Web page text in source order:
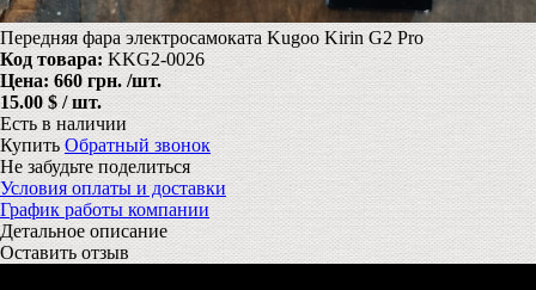
Передняя фара электросамоката Kugoo Kirin G2 Pro
Код товара: KKG2-0026
Цена:660 грн. /шт.
15.00 $ / шт.
Есть в наличии
Купить Обратный звонок
Не забудьте поделиться
Условия оплаты и доставки
График работы компании
Детальное описание
Оставить отзыв